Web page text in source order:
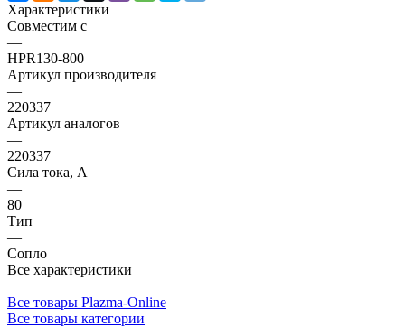
Характеристики
Совместим с
—
HPR130-800
Артикул производителя
—
220337
Артикул аналогов
—
220337
Сила тока, А
—
80
Тип
—
Сопло
Все характеристики
Все товары Plazma-Online
Все товары категории